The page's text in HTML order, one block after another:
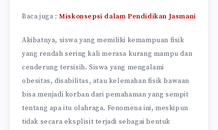
Baca juga :Miskonsepsi dalam Pendidikan Jasmani
Akibatnya, siswa yang memiliki kemampuan fisik
yang rendah sering kali merasa kurang mampu dan
cenderung tersisih. Siswa yang mengalami
obesitas, disabilitas, atau kelemahan fisik bawaan
bisa menjadi korban dari pemahaman yang sempit
tentang apa itu olahraga. Fenomena ini, meskipun
tidak secara eksplisit terjadi sebagai bentuk